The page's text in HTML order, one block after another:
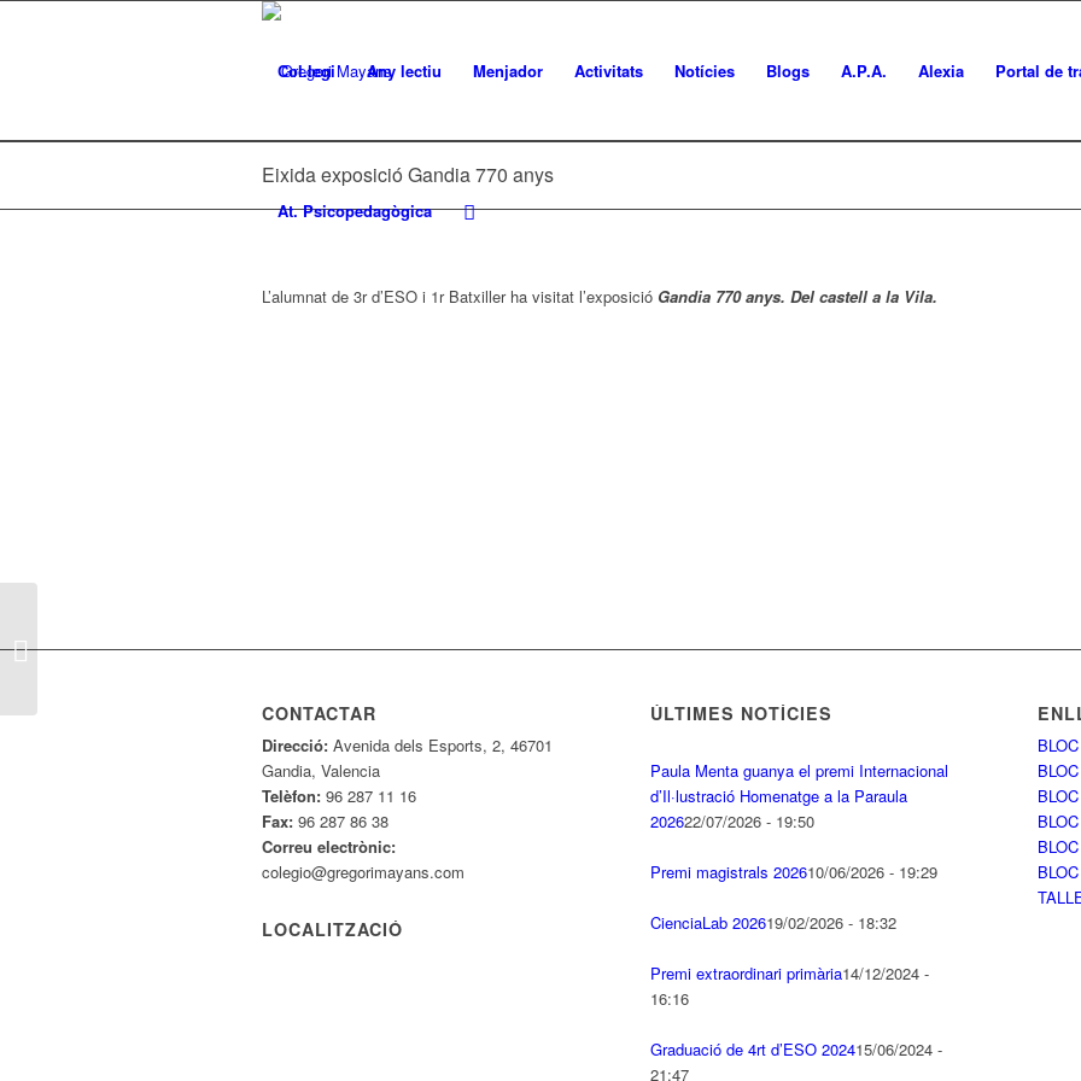
Col.legi Any lectiu Menjador Activitats Notícies Blogs A.P.A. Alexia Portal de
At. Psicopedagògica
Eixida exposició Gandia 770 anys
L’alumnat de 3r d’ESO i 1r Batxiller ha visitat l’exposició Gandia 770 anys. Del castell a la Vila.
CONTACTAR
Direcció: Avenida dels Esports, 2, 46701
Gandia, Valencia
Telèfon: 96 287 11 16
Fax: 96 287 86 38
Correu electrònic:
colegio@gregorimayans.com
LOCALITZACIÓ
ÚLTIMES NOTÍCIES
Paula Menta guanya el premi Internacional
d’Il·lustració Homenatge a la Paraula
202622/07/2026 - 19:50
Premi magistrals 202610/06/2026 - 19:29
CienciaLab 202619/02/2026 - 18:32
Premi extraordinari primària14/12/2024 -
16:16
Graduació de 4rt d’ESO 202415/06/2024 -
21:47
V Concurs de cartells